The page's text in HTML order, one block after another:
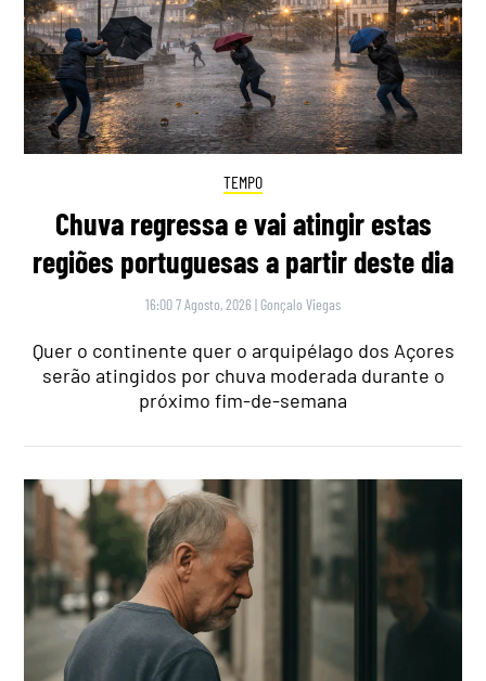
TEMPO
Chuva regressa e vai atingir estas
regiões portuguesas a partir deste dia
16:00 7 Agosto, 2026 | Gonçalo Viegas
Quer o continente quer o arquipélago dos Açores
serão atingidos por chuva moderada durante o
próximo fim-de-semana